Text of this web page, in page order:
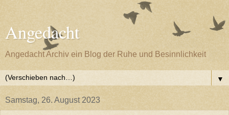
Angedacht
Angedacht Archiv ein Blog der Ruhe und Besinnlichkeit
▼
Samstag, 26. August 2023